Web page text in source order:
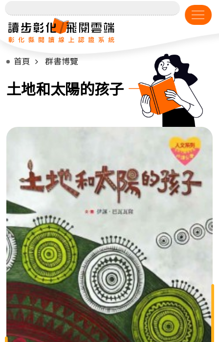
首頁 群書博覽
土地和太陽的孩子